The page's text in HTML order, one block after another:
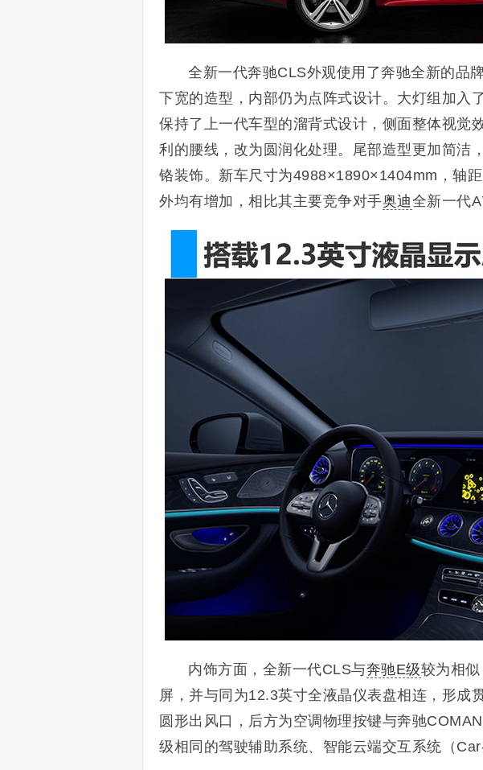
全新一代奔驰CLS外观使用了奔驰全新的品
下宽的造型，内部仍为点阵式设计。大灯组加入
保持了上一代车型的溜背式设计，侧面整体视觉
利的腰线，改为圆润化处理。尾部造型更加简洁
铬装饰。新车尺寸为4988×1890×1404mm，轴
外均有增加，相比其主要竞争对手奥迪全新一代
内饰方面，全新一代CLS与奔驰E级较为相
屏，并与同为12.3英寸全液晶仪表盘相连，形成
圆形出风口，后方为空调物理按键与奔驰
级相同的驾驶辅助系统、智能云端交互系统（